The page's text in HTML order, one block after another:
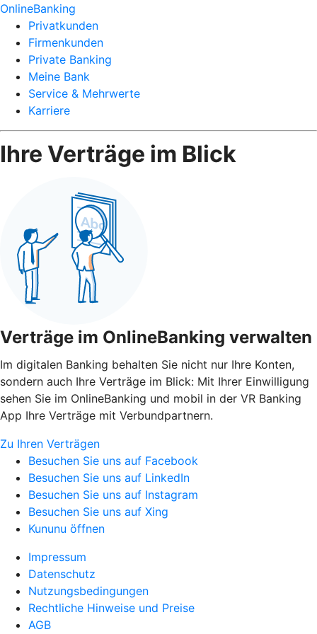
OnlineBanking
Privatkunden
Firmenkunden
Private Banking
Meine Bank
Service & Mehrwerte
Karriere
Ihre Verträge im Blick
Verträge im OnlineBanking verwalten
Im digitalen Banking behalten Sie nicht nur Ihre Konten,
sondern auch Ihre Verträge im Blick: Mit Ihrer Einwilligung
sehen Sie im OnlineBanking und mobil in der VR Banking
App Ihre Verträge mit Verbundpartnern.
Zu Ihren Verträgen
Besuchen Sie uns auf Facebook
Besuchen Sie uns auf LinkedIn
Besuchen Sie uns auf Instagram
Besuchen Sie uns auf Xing
Kununu öffnen
Impressum
Datenschutz
Nutzungsbedingungen
Rechtliche Hinweise und Preise
AGB